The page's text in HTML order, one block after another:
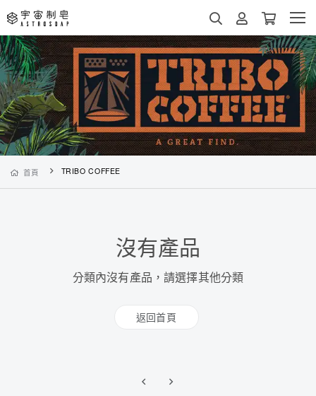
首頁 TRIBO COFFEE
沒有產品
分類內沒有產品，請選擇其他分類
返回首頁